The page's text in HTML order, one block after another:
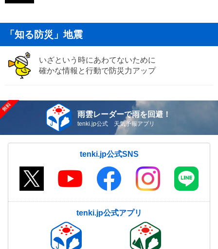
「知る防災」地震
いざという時にあわてないために
確かな情報と行動で防災力アップ
雨雲レーダーで雨を回避！
tenki.jp公式 天気予報アプリ
tenki.jp公式SNS
tenki.jp公式アプリ